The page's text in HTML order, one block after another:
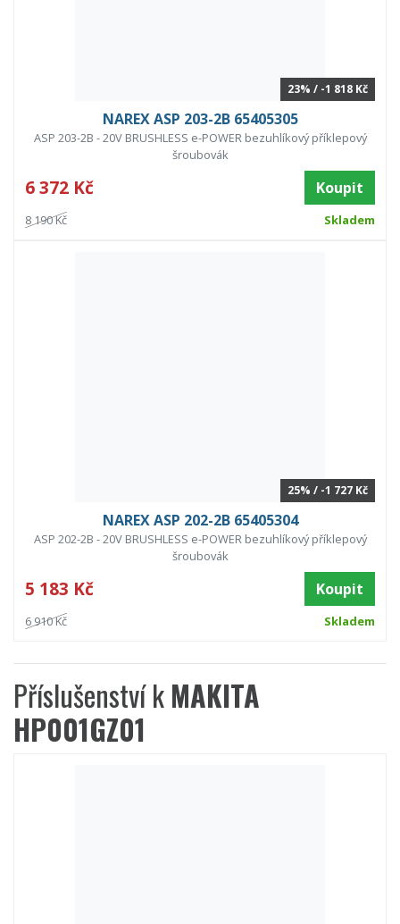
23% / -1 818 Kč
NAREX ASP 203-2B 65405305
ASP 203-2B - 20V BRUSHLESS e-POWER bezuhlíkový příklepový
šroubovák
6 372 Kč Koupit
8 190 Kč Skladem
25% / -1 727 Kč
NAREX ASP 202-2B 65405304
ASP 202-2B - 20V BRUSHLESS e-POWER bezuhlíkový příklepový
šroubovák
5 183 Kč Koupit
6 910 Kč Skladem
Příslušenství kMAKITA
HP001GZ01